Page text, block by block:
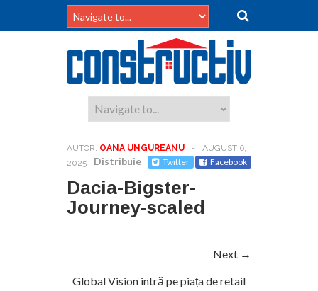
AUTOR: OANA UNGUREANU -
AUGUST 6,
2025
Distribuie Twitter Facebook
Dacia-Bigster-
Journey-scaled
Next →
Global Vision intră pe piața de retail